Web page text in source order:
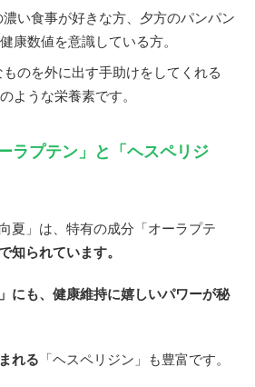
濃い食事が好きな方、夕方のパンパン
康数値を意識している方。
のを外に出す手助けをしてくれる
ような栄養素です。
ラプテン」と「ヘスペリジ
夏」は、特有の成分「オーラプテ
知られています。
にも、健康維持に嬉しいパワーが秘
れる 「ヘスペリジン」も豊富です。